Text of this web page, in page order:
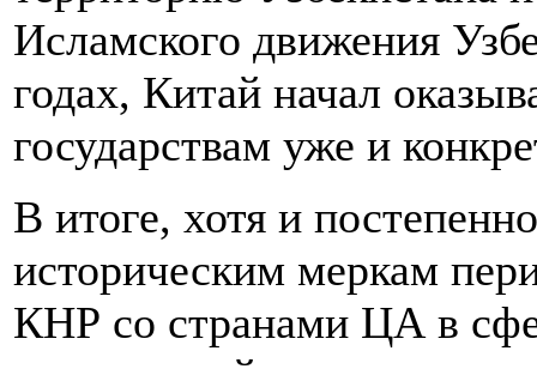
Исламского движения
годах, Китай начал
государствам уже и
В итоге, хотя и
историческим меркам
КНР со странами ЦА в